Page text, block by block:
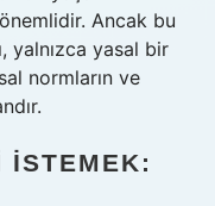
Ancak bu
yalnızca yasal bir
normların ve
İSTEMEK: